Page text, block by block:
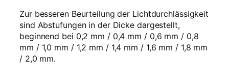
s
t
e
r
S
Zur besseren Beurteilung der Lichtdurchlässigkeit
sind Abstufungen in der Dicke dargestellt,
beginnend bei 0,2 mm / 0,4 mm / 0,6 mm / 0,8
mm / 1,0 mm / 1,2 mm / 1,4 mm / 1,6 mm / 1,8 mm
/ 2,0 mm.